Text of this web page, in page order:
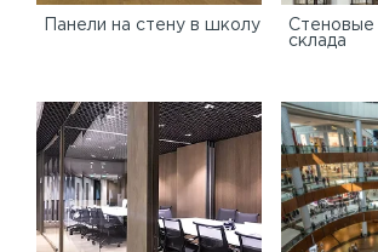
Панели на стену в школу
Стеновые
склада